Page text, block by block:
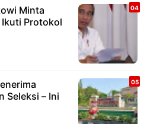
Minta
Protokol
Seleksi – Ini